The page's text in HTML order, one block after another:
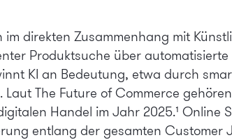
direkten Zusammenhang mit
Produktsuche über automatisierte
KI an Bedeutung, etwa durch
The Future of Commerce
Handel im Jahr 2025.¹ Online
entlang der gesamten Customer